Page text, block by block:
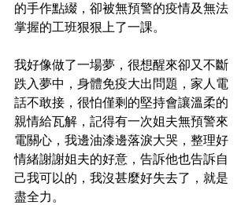
的手作點綴，卻被無預警的疫情及無法
掌握的工班狠狠上了一課。
我好像做了一場夢，很想醒來卻又不斷
跌入夢中，身體免疫大出問題，家人電
話不敢接，很怕僅剩的堅持會讓溫柔的
親情給瓦解，記得有一次姐夫無預警來
電關心，我邊油漆邊落淚大哭，整理好
情緒謝謝姐夫的好意，告訴他也告訴自
己我可以的，我沒甚麼好失去了，就是
盡全力。